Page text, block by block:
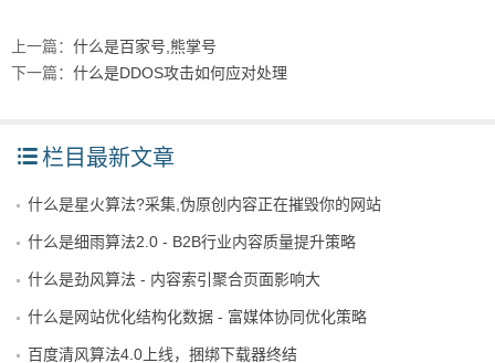
上一篇： 什么是百家号,熊掌号
下一篇： 什么是DDOS攻击如何应对处理
栏目最新文章
什么是星火算法?采集,伪原创内容正在摧毁你的网站
什么是细雨算法2.0 - B2B行业内容质量提升策略
什么是劲风算法 - 内容索引聚合页面影响大
什么是网站优化结构化数据 - 富媒体协同优化策略
百度清风算法4.0上线，捆绑下载器终结